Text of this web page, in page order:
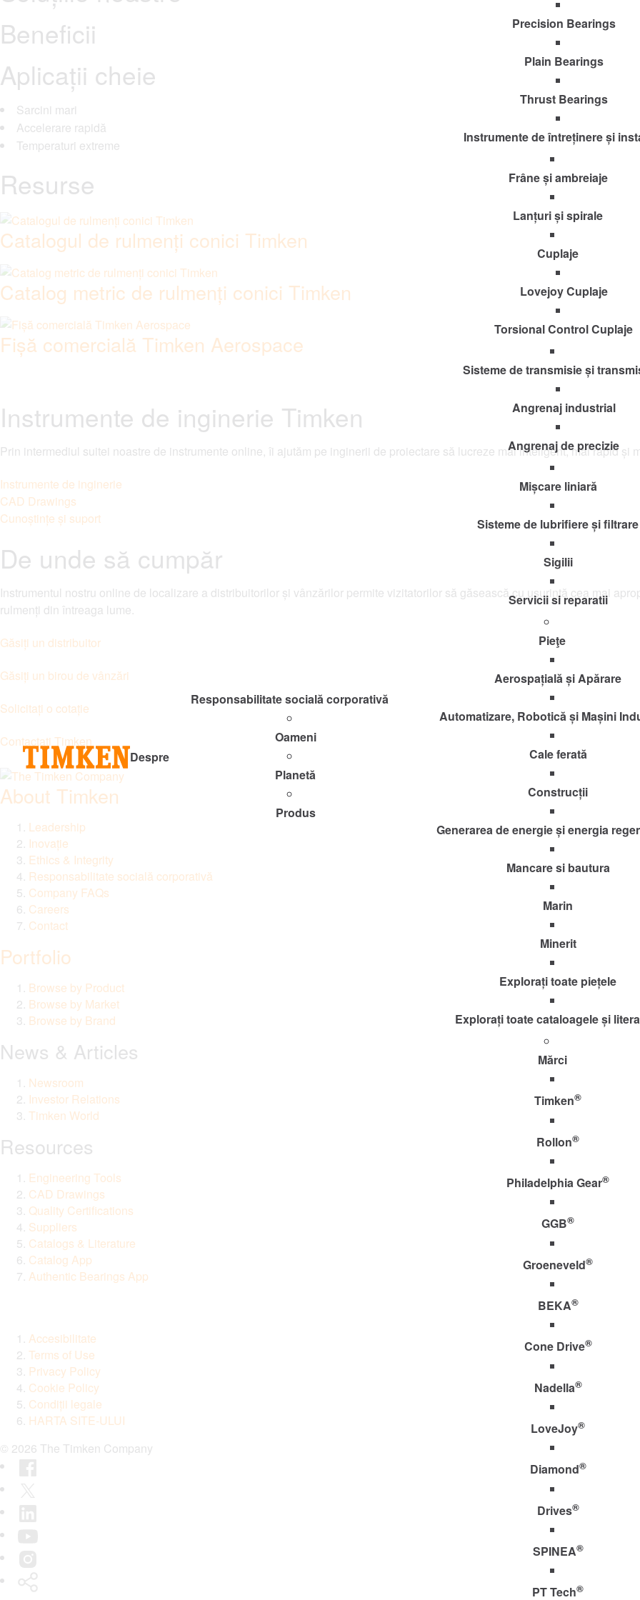
Despre
Responsabilitate socială corporativă
Oameni
Planetă
Produs
Precision Bearings
Plain Bearings
Thrust Bearings
Instrumente de întreținere și
Frâne și ambreiaje
Lanțuri și spirale
Cuplaje
Lovejoy Cuplaje
Torsional Control Cuplaje
Sisteme de transmisie și
Angrenaj industrial
Angrenaj de precizie
Mișcare liniară
Sisteme de lubrifiere și filtrare
Sigilii
Servicii si reparatii
Pieţe
Aerospațială și Apărare
Automatizare, Robotică și Mașini
Cale ferată
Construcții
Generarea de energie și energia
Mancare si bautura
Marin
Minerit
Explorați toate piețele
Explorați toate cataloagele și
Mărci
Timken®
Rollon®
Philadelphia Gear®
GGB®
Groeneveld®
BEKA®
Cone Drive®
Nadella®
LoveJoy®
Diamond®
Drives®
SPINEA®
PT Tech®
Beneficii
Aplicații cheie
Sarcini mari
Accelerare rapidă
Temperaturi extreme
Resurse
Catalogul de rulmenți conici Timken
Catalog metric de rulmenți conici Timken
Fișă comercială Timken Aerospace
Instrumente de inginerie Timken
Prin intermediul suitei noastre de instrumente online, îi ajutăm pe inginerii de proiectare să lucreze mai inteligent, mai rapid și
Instrumente de inginerie
CAD Drawings
Cunoștințe și suport
De unde să cumpăr
Instrumentul nostru online de localizare a distribuitorilor și vânzărilor permite vizitatorilor să găsească cu ușurință cea mai
rulmenți din întreaga lume.
Găsiți un distribuitor
Găsiți un birou de vânzări
Solicitați o cotație
Contactați Timken
About Timken
Leadership
Inovație
Ethics & Integrity
Responsabilitate socială corporativă
Company FAQs
Careers
Contact
Portfolio
Browse by Product
Browse by Market
Browse by Brand
News & Articles
Newsroom
Investor Relations
Timken World
Resources
Engineering Tools
CAD Drawings
Quality Certifications
Suppliers
Catalogs & Literature
Catalog App
Authentic Bearings App
Accesibilitate
Terms of Use
Privacy Policy
Cookie Policy
Condiții legale
HARTA SITE-ULUI
© 2026 The Timken Company